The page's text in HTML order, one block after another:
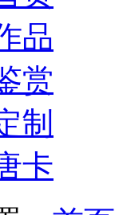
品
赏
制
卡